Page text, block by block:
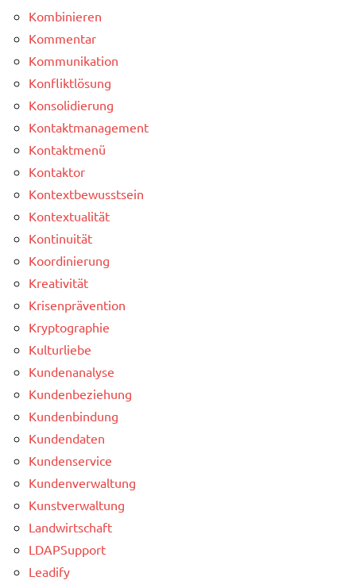
Kombinieren
Kommentar
Kommunikation
Konfliktlösung
Konsolidierung
Kontaktmanagement
Kontaktmenü
Kontaktor
Kontextbewusstsein
Kontextualität
Kontinuität
Koordinierung
Kreativität
Krisenprävention
Kryptographie
Kulturliebe
Kundenanalyse
Kundenbeziehung
Kundenbindung
Kundendaten
Kundenservice
Kundenverwaltung
Kunstverwaltung
Landwirtschaft
LDAPSupport
Leadify